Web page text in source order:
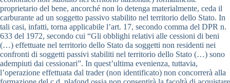
proprietario del bene, ancorché non lo detenga materialmente, ceda il
carburante ad un soggetto passivo stabilito nel territorio dello Stato. In
tali casi, infatti, torna applicabile l’art. 17, secondo comma del DPR n.
633 del 1972, secondo cui “Gli obblighi relativi alle cessioni di beni
(…) effettuate nel territorio dello Stato da soggetti non residenti nei
confronti di soggetti passivi stabiliti nel territorio dello Stato (…) sono
adempiuti dai cessionari”. In quest’ultima evenienza, tuttavia,
l’operazione effettuata dal trader (non identificato) non concorrerà alla